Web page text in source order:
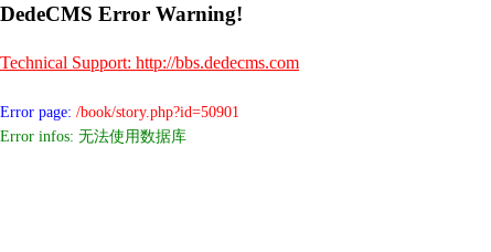
DedeCMS Error Warning!
Technical Support: http://bbs.dedecms.com
Error page: /book/story.php?id=50901
Error infos: 无法使用数据库